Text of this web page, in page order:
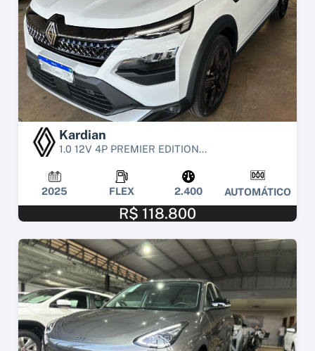
Kardian
1.0 12V 4P PREMIER EDITION...
2025 FLEX 2.400 AUTOMÁTICO
R$ 118.800